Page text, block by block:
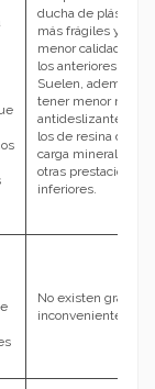
ducha de plástico,
más frágiles y de
menor calidad que
los anteriores.
Suelen, además,
tener menor nivel
antideslizante que
los de resina de
carga mineral y
otras prestaciones
inferiores.
No existen grandes
inconvenientes.